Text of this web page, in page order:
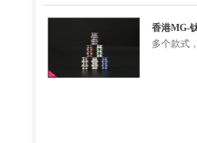
香港MG-
多个款式